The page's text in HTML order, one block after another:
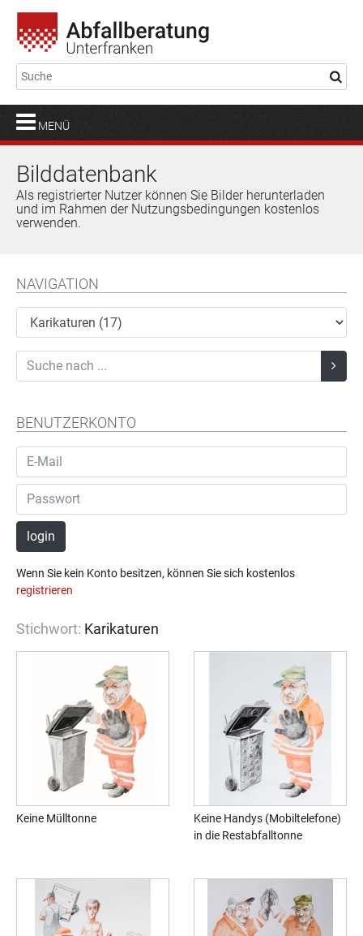
MENÜ
Bilddatenbank
Als registrierter Nutzer können Sie Bilder herunterladen
und im Rahmen der Nutzungsbedingungen kostenlos
verwenden.
NAVIGATION
BENUTZERKONTO
login
Wenn Sie kein Konto besitzen, können Sie sich kostenlos
registrieren
Stichwort: Karikaturen
Keine Mülltonne
Keine Handys (Mobiltelefone)
in die Restabfalltonne